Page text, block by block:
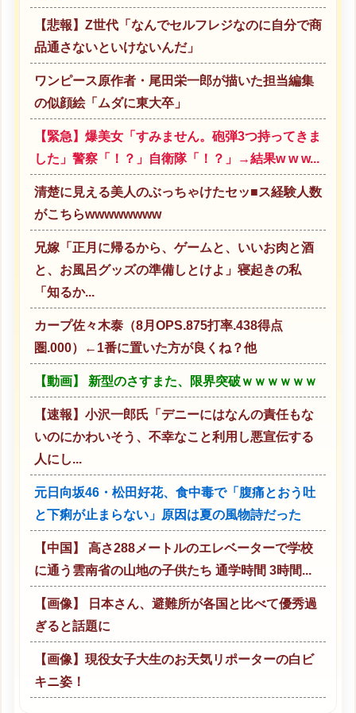
【悲報】Z世代「なんでセルフレジなのに自分で商
品通さないといけないんだ」
ワンピース原作者・尾田栄一郎が描いた担当編集
の似顔絵「ムダに東大卒」
【緊急】爆美女「すみません。砲弾3つ持ってきま
した」警察「！？」自衛隊「！？」→結果w w w...
清楚に見える美人のぶっちゃけたセッ■ス経験人数
がこちらwwwwwwww
兄嫁「正月に帰るから、ゲームと、いいお肉と酒
と、お風呂グッズの準備しとけよ」寝起きの私
「知るか...
カープ佐々木泰（8月OPS.875打率.438得点
圏.000）←1番に置いた方が良くね？他
【動画】 新型のさすまた、限界突破ｗｗｗｗｗｗ
【速報】小沢一郎氏「デニーにはなんの責任もな
いのにかわいそう、不幸なこと利用し悪宣伝する
人にし...
元日向坂46・松田好花、食中毒で「腹痛とおう吐
と下痢が止まらない」原因は夏の風物詩だった
【中国】 高さ288メートルのエレベーターで学校
に通う雲南省の山地の子供たち 通学時間 3時間...
【画像】 日本さん、避難所が各国と比べて優秀過
ぎると話題に
【画像】現役女子大生のお天気リポーターの白ビ
キニ姿！